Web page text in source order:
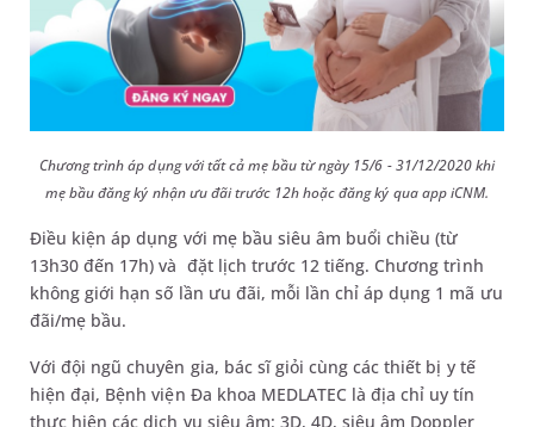
Chương trình áp dụng với tất cả mẹ bầu từ ngày 15/6 - 31/12/2020 khi
mẹ bầu đăng ký nhận ưu đãi trước 12h hoặc đăng ký qua app iCNM.
Điều kiện áp dụng với mẹ bầu siêu âm buổi chiều (từ
13h30 đến 17h) và đặt lịch trước 12 tiếng. Chương trình
không giới hạn số lần ưu đãi, mỗi lần chỉ áp dụng 1 mã ưu
đãi/mẹ bầu.
Với đội ngũ chuyên gia, bác sĩ giỏi cùng các thiết bị y tế
hiện đại, Bệnh viện Đa khoa MEDLATEC là địa chỉ uy tín
thực hiện các dịch vụ siêu âm: 3D, 4D, siêu âm Doppler